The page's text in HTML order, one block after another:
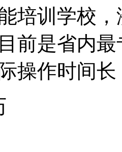
培训学校
前是省内
操作时间